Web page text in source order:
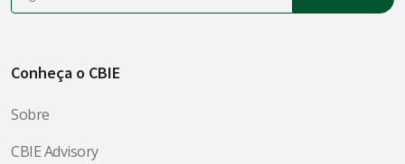
Conheça o CBIE
Sobre
CBIE Advisory